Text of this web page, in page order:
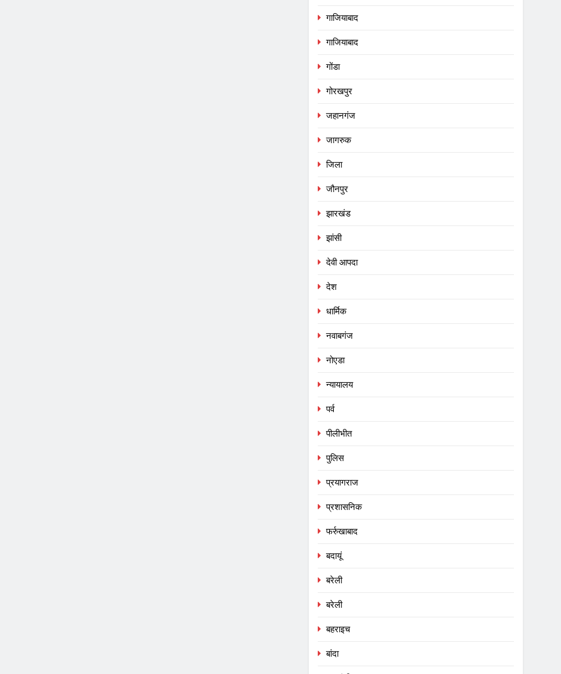
गाजियाबाद
गाजियाबाद
गोंडा
गोरखपुर
जहानगंज
जागरुक
जिला
जौनपुर
झारखंड
झांसी
देवी आपदा
देश
धार्मिक
नवाबगंज
नोएडा
न्यायालय
पर्व
पीलीभीत
पुलिस
प्रयागराज
प्रशासनिक
फर्रुखाबाद
बदायूं
बरेली
बरेली
बहराइच
बांदा